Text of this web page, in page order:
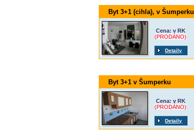
Byt 3+1 (cihla), v Šumperku
Cena: v RK
(PRODÁNO)
Detaily
Byt 3+1 v Šumperku
Cena: v RK
(PRODÁNO)
Detaily